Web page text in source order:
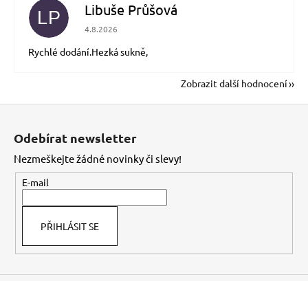
LP Libuše Průšová
Hodnocení obchodu je 5 z 5 hvězdiček.
4.8.2026
Rychlé dodání.Hezká sukně,
Zobrazit další hodnocení
Odebírat newsletter
Nezmeškejte žádné novinky či slevy!
E-mail
PŘIHLÁSIT SE